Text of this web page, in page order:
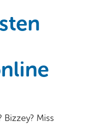
Miss